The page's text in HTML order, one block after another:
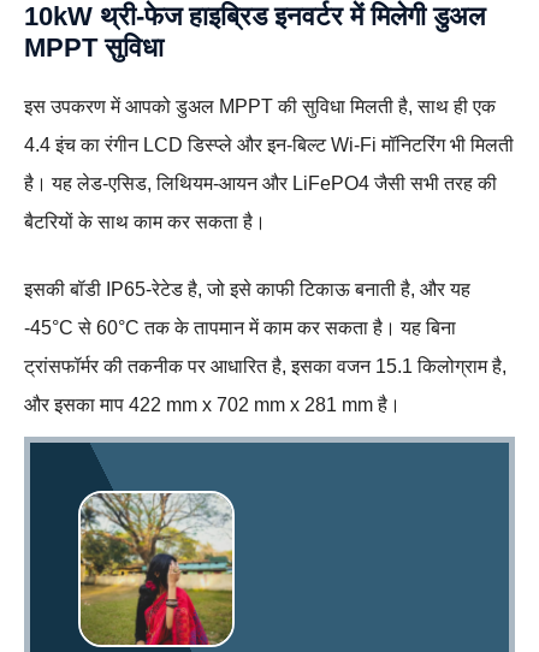
10kW थ्री-फेज हाइब्रिड इनवर्टर में मिलेगी डुअल
MPPT सुविधा
इस उपकरण में आपको डुअल MPPT की सुविधा मिलती है, साथ ही एक
4.4 इंच का रंगीन LCD डिस्प्ले और इन-बिल्ट Wi-Fi मॉनिटरिंग भी मिलती
है। यह लेड-एसिड, लिथियम-आयन और LiFePO4 जैसी सभी तरह की
बैटरियों के साथ काम कर सकता है।
इसकी बॉडी IP65-रेटेड है, जो इसे काफी टिकाऊ बनाती है, और यह
-45°C से 60°C तक के तापमान में काम कर सकता है। यह बिना
ट्रांसफॉर्मर की तकनीक पर आधारित है, इसका वजन 15.1 किलोग्राम है,
और इसका माप 422 mm x 702 mm x 281 mm है।